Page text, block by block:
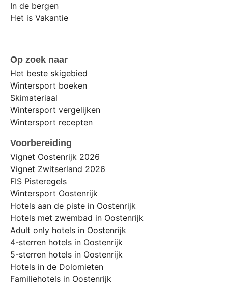
In de bergen
Het is Vakantie
Op zoek naar
Het beste skigebied
Wintersport boeken
Skimateriaal
Wintersport vergelijken
Wintersport recepten
Voorbereiding
Vignet Oostenrijk 2026
Vignet Zwitserland 2026
FIS Pisteregels
Wintersport Oostenrijk
Hotels aan de piste in Oostenrijk
Hotels met zwembad in Oostenrijk
Adult only hotels in Oostenrijk
4-sterren hotels in Oostenrijk
5-sterren hotels in Oostenrijk
Hotels in de Dolomieten
Familiehotels in Oostenrijk